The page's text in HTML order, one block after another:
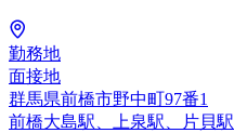
勤務地
面接地
群馬県前橋市野中町97番1
前橋大島駅、上泉駅、片貝駅